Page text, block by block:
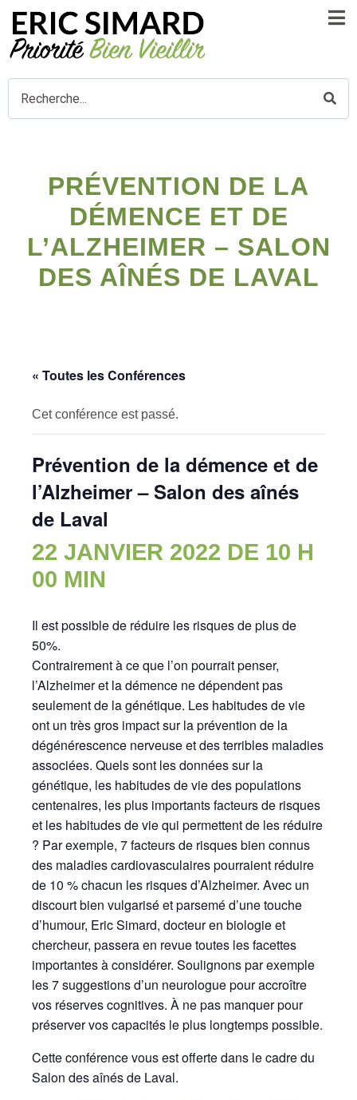
PRÉVENTION DE LA
DÉMENCE ET DE
L’ALZHEIMER – SALON
DES AÎNÉS DE LAVAL
« Toutes les Conférences
Cet conférence est passé.
Prévention de la démence et de
l’Alzheimer – Salon des aînés
de Laval
22 JANVIER 2022 DE 10 H
00 MIN
Il est possible de réduire les risques de plus de
50%.
Contrairement à ce que l’on pourrait penser,
l’Alzheimer et la démence ne dépendent pas
seulement de la génétique. Les habitudes de vie
ont un très gros impact sur la prévention de la
dégénérescence nerveuse et des terribles maladies
associées. Quels sont les données sur la
génétique, les habitudes de vie des populations
centenaires, les plus importants facteurs de risques
et les habitudes de vie qui permettent de les réduire
? Par exemple, 7 facteurs de risques bien connus
des maladies cardiovasculaires pourraient réduire
de 10 % chacun les risques d’Alzheimer. Avec un
discourt bien vulgarisé et parsemé d’une touche
d’humour, Eric Simard, docteur en biologie et
chercheur, passera en revue toutes les facettes
importantes à considérer. Soulignons par exemple
les 7 suggestions d’un neurologue pour accroître
vos réserves cognitives. À ne pas manquer pour
préserver vos capacités le plus longtemps possible.
Cette conférence vous est offerte dans le cadre du
Salon des aînés de Laval.